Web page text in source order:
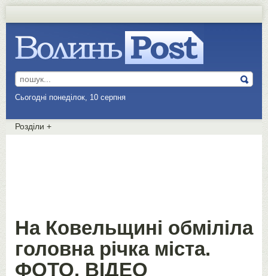
Сьогодні понеділок, 10 серпня
Розділи +
На Ковельщині обміліла
головна річка міста.
ФОТО. ВІДЕО